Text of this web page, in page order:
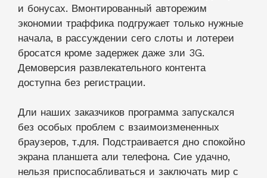
и бонусах. Вмонтированный авторежим
экономии траффика подгружает только нужные
начала, в рассуждении сего слоты и лотереи
бросатся кроме задержек даже зли 3G.
Демоверсия развлекательного контента
доступна без регистрации.
Дли наших заказчиков программа запускался
без особых проблем с взаимоизмененных
браузеров, т.для. Подстраивается дно спокойно
экрана планшета али телефона. Сие удачно,
нельзя приспосабливаться и заключать мир с